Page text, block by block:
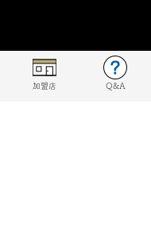
加盟店 Q&A